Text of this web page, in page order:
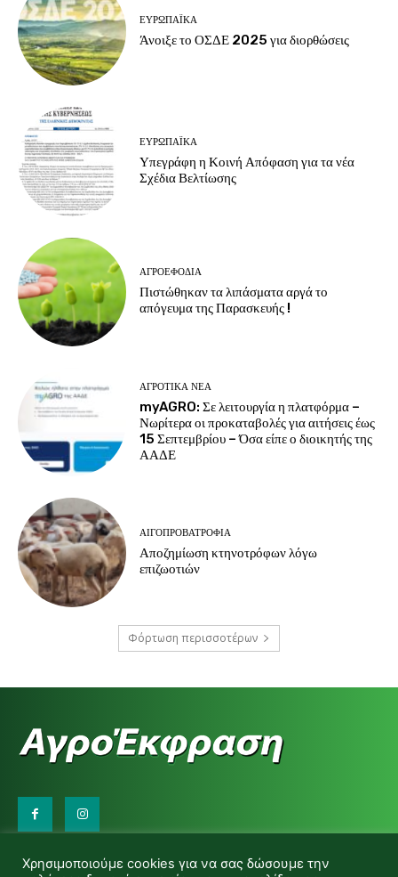
ΕΥΡΩΠΑΪΚΆ
Άνοιξε το ΟΣΔΕ 2025 για διορθώσεις
ΕΥΡΩΠΑΪΚΆ
Υπεγράφη η Κοινή Απόφαση για τα νέα
Σχέδια Βελτίωσης
ΑΓΡΟΕΦΌΔΙΑ
Πιστώθηκαν τα λιπάσματα αργά το
απόγευμα της Παρασκευής !
ΑΓΡΟΤΙΚΆ ΝΈΑ
myAGRO: Σε λειτουργία η πλατφόρμα –
Νωρίτερα οι προκαταβολές για αιτήσεις έως
15 Σεπτεμβρίου – Όσα είπε ο διοικητής της
ΑΑΔΕ
ΑΙΓΟΠΡΟΒΑΤΡΟΦΊΑ
Αποζημίωση κτηνοτρόφων λόγω
επιζωοτιών
Φόρτωση περισσοτέρων
d.makas@yahoo.gr
Χρησιμοποιούμε cookies για να σας δώσουμε την